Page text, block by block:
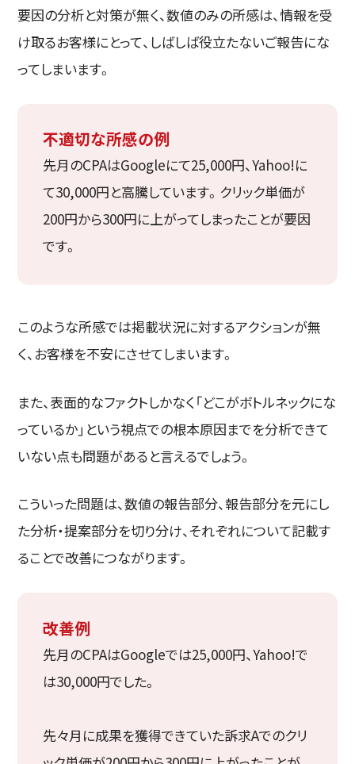
要因の分析と対策が無く、数値のみの所感は、情報を受
け取るお客様にとって、しばしば役立たないご報告にな
ってしまいます。
不適切な所感の例
先月のCPAはGoogleにて25,000円、Yahoo!に
て30,000円と高騰しています。クリック単価が
200円から300円に上がってしまったことが要因
です。
このような所感では掲載状況に対するアクションが無
く、お客様を不安にさせてしまいます。
また、表面的なファクトしかなく「どこがボトルネックにな
っているか」という視点での根本原因までを分析できて
いない点も問題があると言えるでしょう。
こういった問題は、数値の報告部分、報告部分を元にし
た分析・提案部分を切り分け、それぞれについて記載す
ることで改善につながります。
改善例
先月のCPAはGoogleでは25,000円、Yahoo!で
は30,000円でした。
先々月に成果を獲得できていた訴求Aでのクリ